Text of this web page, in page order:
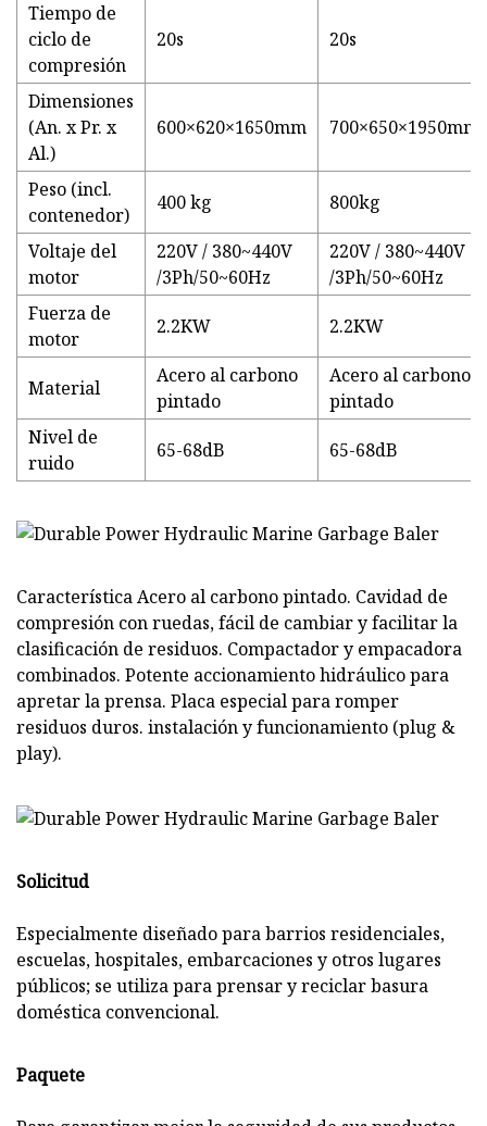
Tiempo de
ciclo de
compresión
20s 20s
Dimensiones
(An. x Pr. x
Al.)
600×620×1650mm 700×650×1950mm
Peso (incl.
contenedor)
400 kg 800kg
Voltaje del
motor
220V / 380~440V
/3Ph/50~60Hz
220V / 380~440V
/3Ph/50~60Hz
Fuerza de
motor
2.2KW 2.2KW
Material
Acero al carbono
pintado
Acero al carbono
pintado
Nivel de
ruido
65-68dB 65-68dB
Característica Acero al carbono pintado. Cavidad de
compresión con ruedas, fácil de cambiar y facilitar la
clasificación de residuos. Compactador y empacadora
combinados. Potente accionamiento hidráulico para
apretar la prensa. Placa especial para romper
residuos duros. instalación y funcionamiento (plug &
play).
Solicitud
Especialmente diseñado para barrios residenciales,
escuelas, hospitales, embarcaciones y otros lugares
públicos; se utiliza para prensar y reciclar basura
doméstica convencional.
Paquete